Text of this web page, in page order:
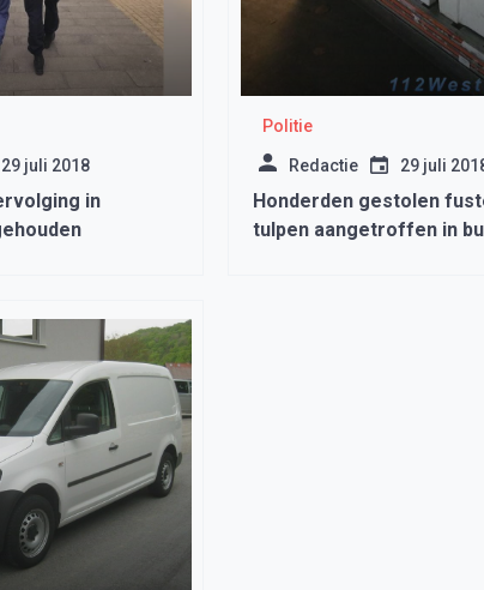
29 juli 2018
in
Politie
Redactie 29 juli
Honderden gestolen
tulpen aangetroffen in